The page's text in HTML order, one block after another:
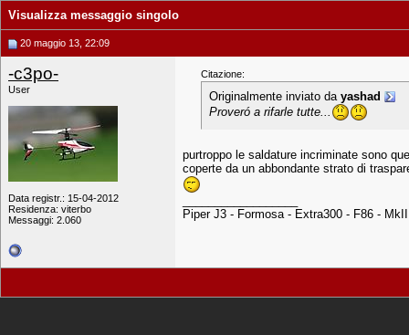
Visualizza messaggio singolo
20 maggio 13, 22:09
-c3po-
User
Data registr.: 15-04-2012
Residenza: viterbo
Messaggi: 2.060
Citazione:
Originalmente inviato da yashad
Proveró a rifarle tutte...
purtroppo le saldature incriminate sono
coperte da un abbondante strato di
Piper J3 - Formosa - Extra300 - F86 -